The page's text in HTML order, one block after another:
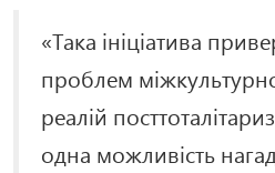
«Така ініціатива
проблем
реалій
одна можливість